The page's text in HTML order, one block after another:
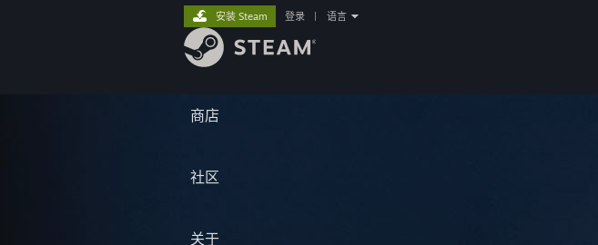
商店
社区
关于
安装 Steam 登录 语言